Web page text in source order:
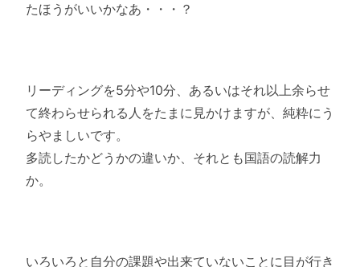
たほうがいいかなあ・
・・？
リーディングを5分や10分、 あるいはそれ以上余らせ
て終わらせられる人をたまに見かけますが、純粋にう
らやましいです。
多読したかどうかの違いか、それとも国語の読解力
か。
いろいろと自分の課題や出来ていないことに目が行き